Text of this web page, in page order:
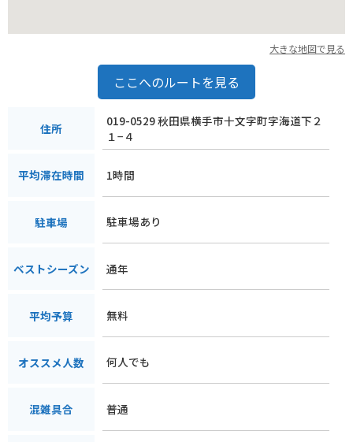
大きな地図で見る
ここへのルートを見る
住所
019-0529 秋田県横手市十文字町字海道下２
１−４
平均滞在時間 1時間
駐車場 駐車場あり
ベストシーズン 通年
平均予算 無料
オススメ人数 何人でも
混雑具合 普通